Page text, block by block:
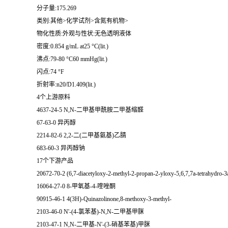
分子量:175.269
类别:其他>化学试剂>含氮有机物>
物化性质:外观与性状:无色透明液体
密度:0.854 g/mL at25 °C(lit.)
沸点:79-80 °C60 mmHg(lit.)
闪点:74 °F
折射率:n20/D1.409(lit.)
4个上游原料
4637-24-5 N,N-二甲基甲酰胺二甲基缩醛
67-63-0 异丙醇
2214-82-6 2,2-二(二甲基氨基)乙腈
683-60-3 异丙醇钠
17个下游产品
20672-70-2 (6,7-diacetyloxy-2-methyl-2-propan-2-yloxy-5,6,7,7a-
16064-27-0 8-甲氧基-4-喹唑酮
90915-46-1 4(3H)-Quinazolinone,8-methoxy-3-methyl-
2103-46-0 N'-(4-氯苯基)-N,N-二甲基甲脒
2103-47-1 N,N-二甲基-N'-(3-硝基苯基)甲脒